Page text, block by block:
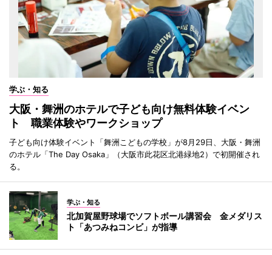
学ぶ・知る
大阪・舞洲のホテルで子ども向け無料体験イベン
ト 職業体験やワークショップ
子ども向け体験イベント「舞洲こどもの学校」が8月29日、大阪・舞洲
のホテル「The Day Osaka」（大阪市此花区北港緑地2）で初開催され
る。
学ぶ・知る
北加賀屋野球場でソフトボール講習会 金メダリス
ト「あつみねコンビ」が指導